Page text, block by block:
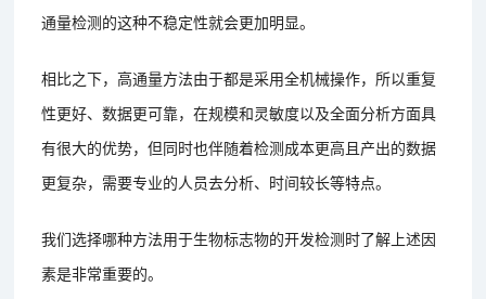
通量检测的这种不稳定性就会更加明显。
相比之下，高通量方法由于都是采用全机械操作，所以重复
性更好、数据更可靠，在规模和灵敏度以及全面分析方面具
有很大的优势，但同时也伴随着检测成本更高且产出的数据
更复杂，需要专业的人员去分析、时间较长等特点。
我们选择哪种方法用于生物标志物的开发检测时了解上述因
素是非常重要的。